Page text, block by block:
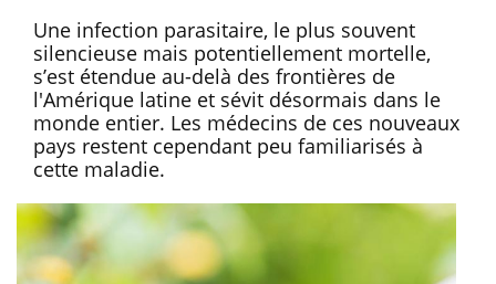
Une infection parasitaire, le plus souvent
silencieuse mais potentiellement mortelle,
s’est étendue au-delà des frontières de
l'Amérique latine et sévit désormais dans le
monde entier. Les médecins de ces nouveaux
pays restent cependant peu familiarisés à
cette maladie.